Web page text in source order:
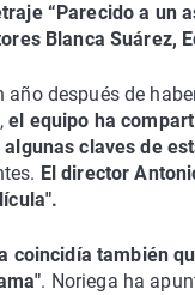
“Parecido a un
Blanca Suárez,
año después de
el equipo ha
claves de
El director
coincidía también
. Noriega ha